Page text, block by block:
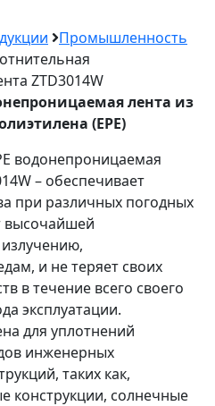
Промышленность
ZTD3014W
лента из
(EPE)
водонепроницаемая
– обеспечивает
при различных погодных
высочайшей
и не теряет своих
в течение всего своего
эксплуатации.
для уплотнений
инженерных
таких как,
конструкции, солнечные